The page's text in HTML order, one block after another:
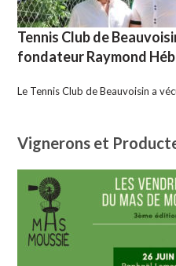
Tennis Club de
fondateur Raymond
Le Tennis Club de Beauvoisin a
Vignerons et